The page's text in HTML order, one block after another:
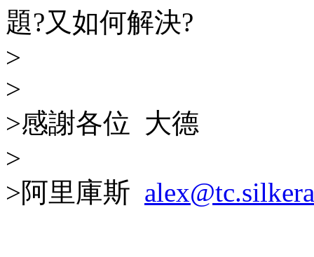
題?又如何解決?
>
>
>感謝各位 大德
>
>阿里庫斯